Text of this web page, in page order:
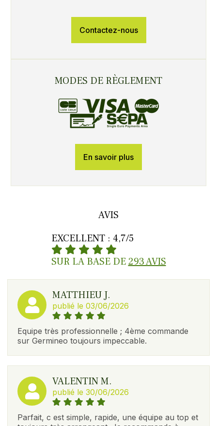
Contactez-nous
MODES DE RÈGLEMENT
En savoir plus
AVIS
EXCELLENT : 4,7/5
SUR LA BASE DE293 AVIS
MATTHIEU J.
publié le 03/06/2026
Equipe très professionnelle ; 4ème commande
sur Germineo toujours impeccable.
VALENTIN M.
publié le 30/06/2026
Parfait, c est simple, rapide, une équipe au top et